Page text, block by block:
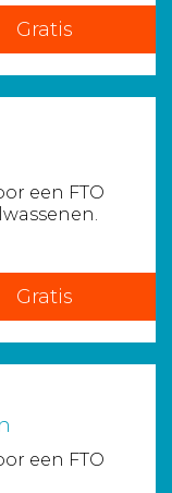
Gratis
een FTO
Gratis
een FTO